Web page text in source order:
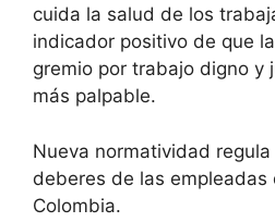
cuida la salud de los
indicador positivo de que
gremio por trabajo digno y
más palpable.
Nueva normatividad
deberes de las empleadas
Colombia.